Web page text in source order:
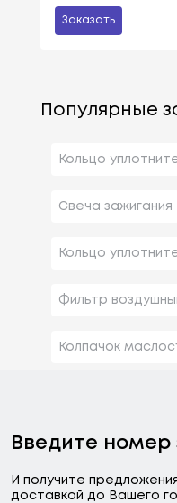
Заказать
Популярные
Кольцо
Свеча зажигания
Кольцо
Фильтр
Колпачок
Введите номер
И получите
доставкой до Вашего